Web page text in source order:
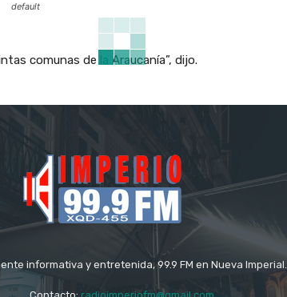
default
comunas de la Araucanía”, dijo.
informativa y entretenida, 99.9 FM en Nueva Imperial.